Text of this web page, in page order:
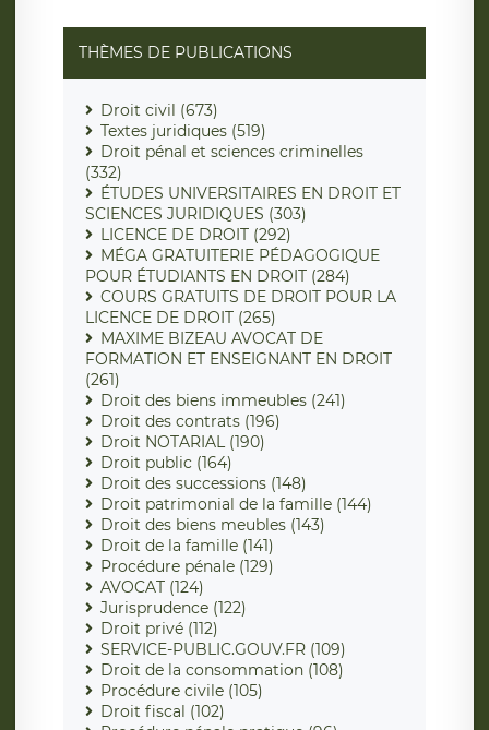
THÈMES DE PUBLICATIONS
Droit civil (673)
Textes juridiques (519)
Droit pénal et sciences criminelles
(332)
ÉTUDES UNIVERSITAIRES EN DROIT ET
SCIENCES JURIDIQUES (303)
LICENCE DE DROIT (292)
MÉGA GRATUITERIE PÉDAGOGIQUE
POUR ÉTUDIANTS EN DROIT (284)
COURS GRATUITS DE DROIT POUR LA
LICENCE DE DROIT (265)
MAXIME BIZEAU AVOCAT DE
FORMATION ET ENSEIGNANT EN DROIT
(261)
Droit des biens immeubles (241)
Droit des contrats (196)
Droit NOTARIAL (190)
Droit public (164)
Droit des successions (148)
Droit patrimonial de la famille (144)
Droit des biens meubles (143)
Droit de la famille (141)
Procédure pénale (129)
AVOCAT (124)
Jurisprudence (122)
Droit privé (112)
SERVICE-PUBLIC.GOUV.FR (109)
Droit de la consommation (108)
Procédure civile (105)
Droit fiscal (102)